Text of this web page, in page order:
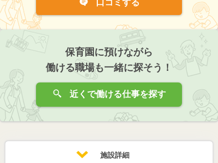
口コミする
保育園に預けながら
働ける職場も一緒に探そう！
近くで働ける仕事を探す
施設詳細